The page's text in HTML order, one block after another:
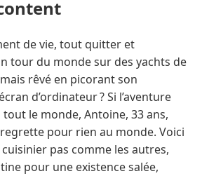
de vie, tout quitter et
tour du monde sur des yachts de
rêvé en picorant son
d’ordinateur ? Si l’aventure
tout le monde, Antoine, 33 ans,
regrette pour rien au monde. Voici
cuisinier pas comme les autres,
pour une existence salée,